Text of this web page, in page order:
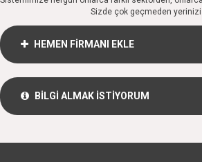
Sizde çok geçmeden yerinizi
HEMEN FİRMANI EKLE
BİLGİ ALMAK İSTİYORUM